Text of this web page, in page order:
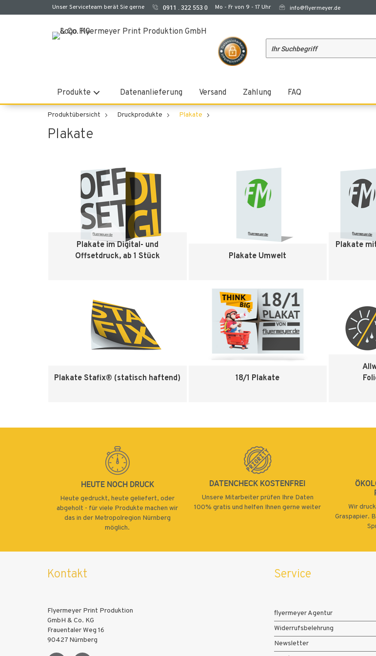
Unser Serviceteam berät Sie gerne 0911 . 322 553 0 Mo - Fr von 9 - 17 Uhr info@flyermeyer.de
Produkte Datenanlieferung Versand Zahlung FAQ
Produktübersicht Druckprodukte Plakate
Plakate
Plakate im Digital- und
Offsetdruck, ab 1 Stück
Plakate Umwelt
Zum Produkt
Plakate
Plakate Stafix® (statisch haftend) 18/1 Plakate
HEUTE NOCH DRUCK
Heute gedruckt, heute geliefert, oder
abgeholt - für viele Produkte machen wir
das in der Metropolregion Nürnberg
möglich.
DATENCHECK KOSTENFREI
Unsere Mitarbeiter prüfen Ihre Daten
100% gratis und helfen Ihnen gerne weiter
Wir
Graspapier.
Kontakt
Flyermeyer Print Produktion
GmbH & Co. KG
Frauentaler Weg 16
90427 Nürnberg
Service
flyermeyer Agentur
Widerrufsbelehrung
Newsletter